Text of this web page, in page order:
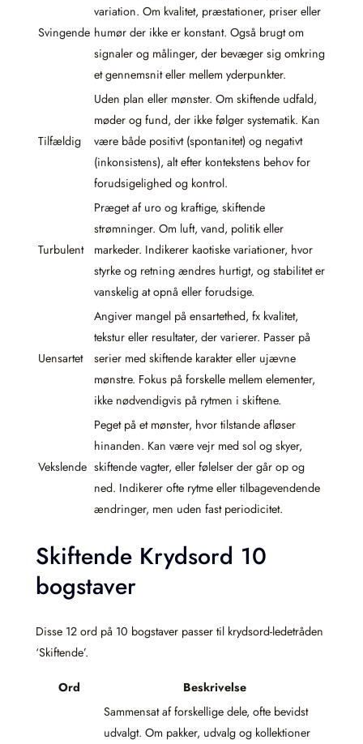
Svingende
variation. Om kvalitet, præstationer, priser eller
humør der ikke er konstant. Også brugt om
signaler og målinger, der bevæger sig omkring
et gennemsnit eller mellem yderpunkter.
Tilfældig
Uden plan eller mønster. Om skiftende udfald,
møder og fund, der ikke følger systematik. Kan
være både positivt (spontanitet) og negativt
(inkonsistens), alt efter kontekstens behov for
forudsigelighed og kontrol.
Turbulent
Præget af uro og kraftige, skiftende
strømninger. Om luft, vand, politik eller
markeder. Indikerer kaotiske variationer, hvor
styrke og retning ændres hurtigt, og stabilitet er
vanskelig at opnå eller forudsige.
Uensartet
Angiver mangel på ensartethed, fx kvalitet,
tekstur eller resultater, der varierer. Passer på
serier med skiftende karakter eller ujævne
mønstre. Fokus på forskelle mellem elementer,
ikke nødvendigvis på rytmen i skiftene.
Vekslende
Peget på et mønster, hvor tilstande afløser
hinanden. Kan være vejr med sol og skyer,
skiftende vagter, eller følelser der går op og
ned. Indikerer ofte rytme eller tilbagevendende
ændringer, men uden fast periodicitet.
Skiftende Krydsord 10
bogstaver
Disse 12 ord på 10 bogstaver passer til krydsord-ledetråden
‘Skiftende’.
Ord Beskrivelse
Sammensat af forskellige dele, ofte bevidst
udvalgt. Om pakker, udvalg og kollektioner